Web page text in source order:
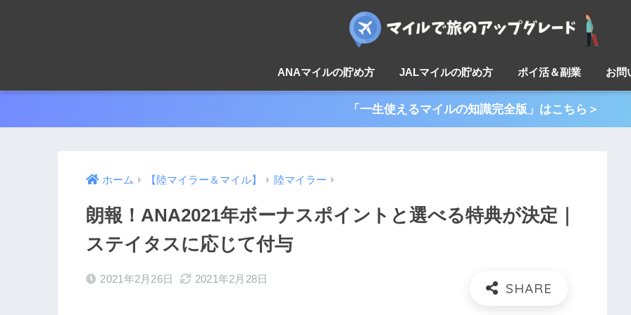
ANAマイルの貯め方 JALマイルの貯め方 ポイ活＆副業 お問
「一生使えるマイルの知識完全版」はこちら＞
ホーム 【陸マイラー＆マイル】 陸マイラー
朗報！ANA2021年ボーナスポイントと選べる特典が決定｜
ステイタスに応じて付与
2021年2月26日 2021年2月28日